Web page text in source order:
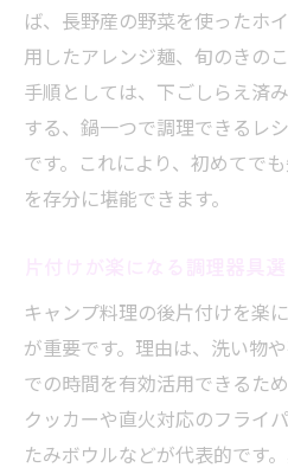
ば、長野産の野菜を使ったホ
用したアレンジ麺、旬のきの
手順としては、下ごしらえ済
する、鍋一つで調理できるレ
です。これにより、初めてで
を存分に堪能できます。
キャンプ料理の後片付けを楽
が重要です。理由は、洗い物
での時間を有効活用できるた
クッカーや直火対応のフライ
たみボウルなどが代表的です